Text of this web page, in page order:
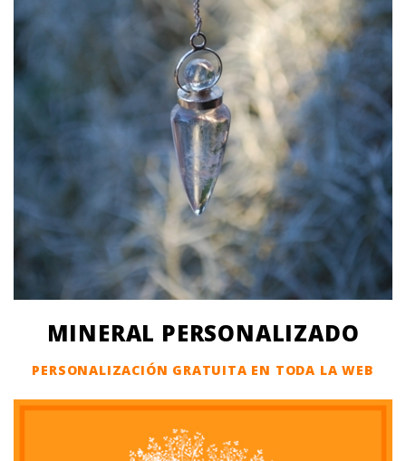
MINERAL PERSONALIZADO
PERSONALIZACIÓN GRATUITA EN TODA LA WEB